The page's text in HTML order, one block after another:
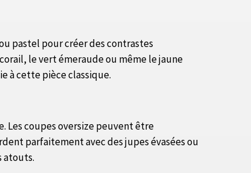
pastel pour créer des contrastes
le vert émeraude ou même le jaune
à cette pièce classique.
Les coupes oversize peuvent être
parfaitement avec des jupes évasées ou
atouts.